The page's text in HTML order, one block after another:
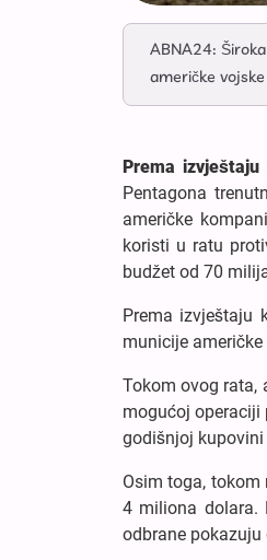
ABNA24:
američke
Prema
Pentagona
američke
koristi u ratu
budžet od 70
Prema izvještaju
municije američke
Tokom ovog rata,
mogućoj operaciji
godišnjoj kupovini
Osim toga,
4 miliona dolara.
odbrane pokazuju